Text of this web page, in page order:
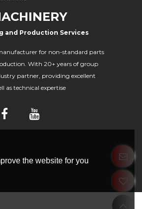
and Production Services
for non-standard parts
With 20+ years of group
partner, providing excellent
as technical expertise...
the website for you.